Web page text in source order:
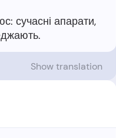
сучасні апарати,
Show translation